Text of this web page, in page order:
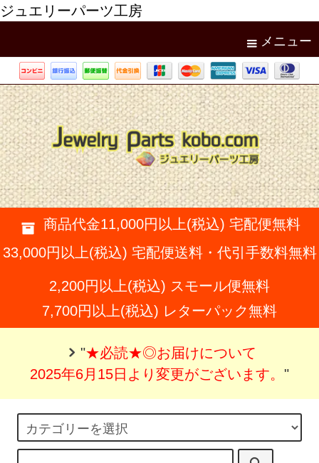
ジュエリーパーツ工房
メニュー
商品代金11,000円以上(税込) 宅配便無料
33,000円以上(税込) 宅配便送料・代引手数料無料
2,200円以上(税込) スモール便無料
7,700円以上(税込) レターパック無料
"★必読★◎お届けについて
2025年6月15日より変更がございます。 "